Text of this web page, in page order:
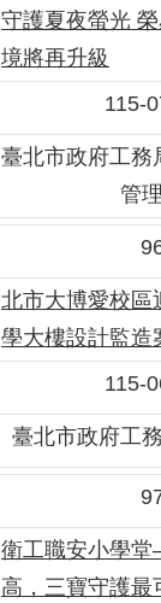
守護夏夜螢光
境將再升級
115-
臺北市政府工務
管
北市大博愛校區
學大樓設計監造
115-
臺北市政府工
衛工職安小學
高，三寶守護最